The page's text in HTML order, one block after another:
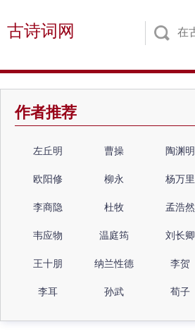
古诗词网
作者推荐
左丘明 曹操 陶渊明
欧阳修 柳永 杨万里
李商隐 杜牧 孟浩然
韦应物 温庭筠 刘长卿
王十朋 纳兰性德 李贺
李耳 孙武 荀子